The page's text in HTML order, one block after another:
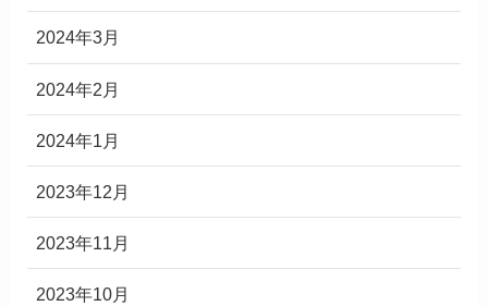
2024年3月
2024年2月
2024年1月
2023年12月
2023年11月
2023年10月